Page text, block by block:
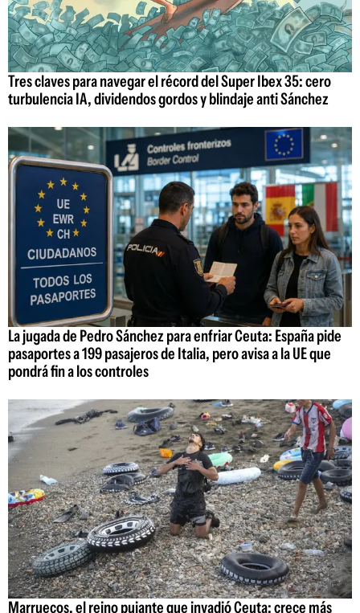
Tres claves para navegar el récord del Super Ibex 35: cero
turbulencia IA, dividendos gordos y blindaje anti Sánchez
La jugada de Pedro Sánchez para enfriar Ceuta: España pide
pasaportes a 199 pasajeros de Italia, pero avisa a la UE que
pondrá fin a los controles
Marruecos, el reino pujante que invadió Ceuta: crece más